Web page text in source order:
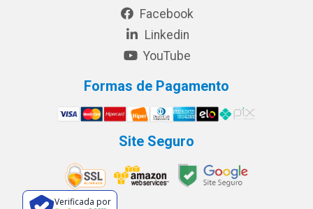
Facebook
Linkedin
YouTube
Formas de Pagamento
Site Seguro
Verificada por